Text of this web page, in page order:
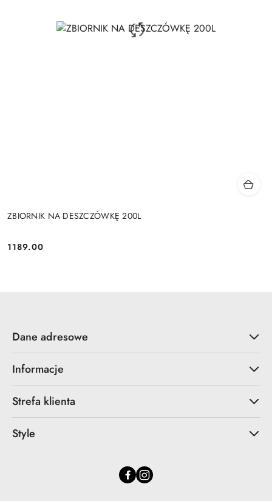
ZBIORNIK NA DESZCZÓWKĘ 200L
Cena:
1189.00
Dane adresowe
Informacje
Strefa klienta
Style